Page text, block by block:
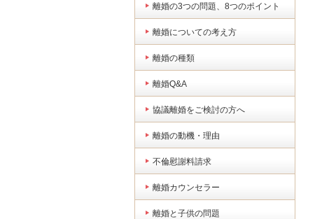
離婚の3つの問題、8つのポイント
離婚についての考え方
離婚の種類
離婚Q&A
協議離婚をご検討の方へ
離婚の動機・理由
不倫慰謝料請求
離婚カウンセラー
離婚と子供の問題